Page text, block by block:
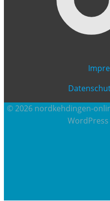
© 2026 nordkehdingen-